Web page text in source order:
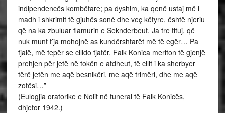
indipendencës kombëtare; pa dyshim, ka qenë ustaj më i
madh i shkrimit të gjuhës sonë dhe veç këtyre, është njeriu
që na ka zbuluar flamurin e Seknderbeut. Ja tre tituj, që
nuk munt t’ja mohojnë as kundërshtarët më të egër… Pa
fjalë, më tepër se cilido tjatër, Faik Konica meriton të gjenjë
prehjen për jetë në tokën e atdheut, të cilit i ka sherbyer
tërë jetën me aqë besnikëri, me aqë trimëri, dhe me aqë
zotësi…”
(Eulogjia oratorike e Nolit në funeral të Faik Konicës,
dhjetor 1942.)